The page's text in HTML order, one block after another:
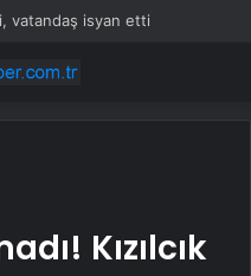
vatandaş isyan etti
Kızılcık